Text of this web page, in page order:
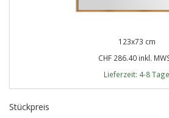
123x73 cm
CHF 286.40 inkl.
Lieferzeit: 4-8 Tage
Stückpreis